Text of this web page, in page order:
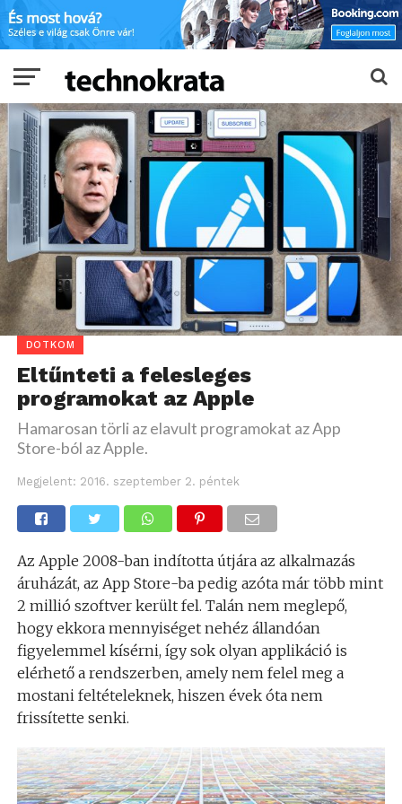
DOTKOM
Eltűnteti a felesleges
programokat az Apple
Hamarosan törli az elavult programokat az App
Store-ból az Apple.
Megjelent: 2016. szeptember 2. péntek
Az Apple 2008-ban indította útjára az alkalmazás
áruházát, az App Store-ba pedig azóta már több mint
2 millió szoftver került fel. Talán nem meglepő,
hogy ekkora mennyiséget nehéz állandóan
figyelemmel kísérni, így sok olyan applikáció is
elérhető a rendszerben, amely nem felel meg a
mostani feltételeknek, hiszen évek óta nem
frissítette senki.